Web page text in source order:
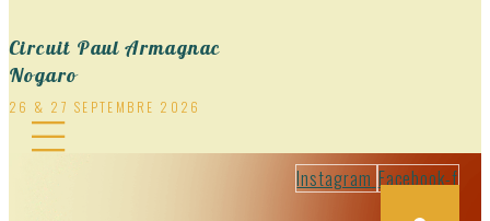
Circuit Paul Armagnac
Nogaro
26 & 27 SEPTEMBRE 2026
Instagram Facebook-f